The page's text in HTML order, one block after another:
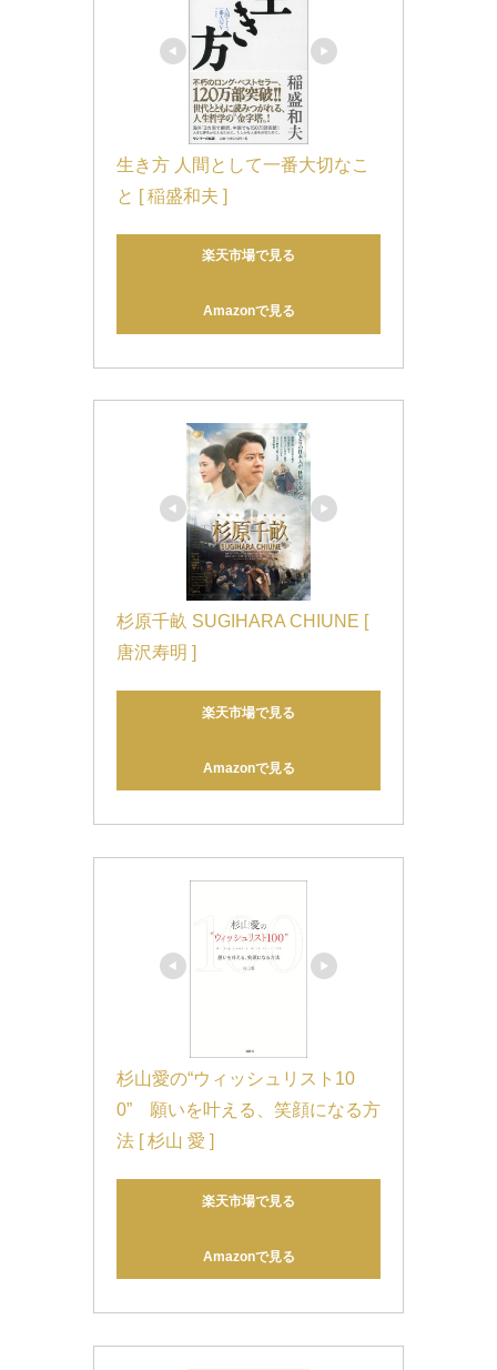
生き方 人間として一番大切なこ
と [ 稲盛和夫 ]
楽天市場で見る
Amazonで見る
杉原千畝 SUGIHARA CHIUNE [
唐沢寿明 ]
楽天市場で見る
Amazonで見る
杉山愛の“ウィッシュリスト10
0”　願いを叶える、笑顔になる方
法 [ 杉山 愛 ]
楽天市場で見る
Amazonで見る